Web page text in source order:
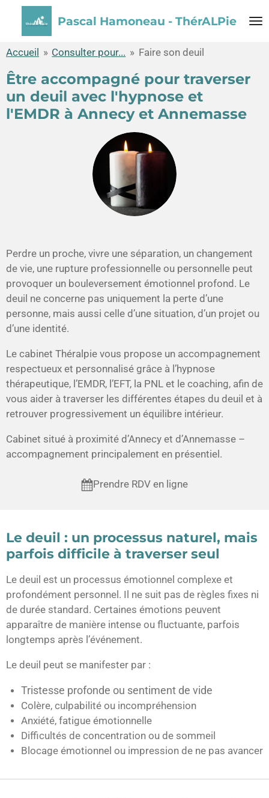
principal
Pascal Hamoneau - ThérALPie
Accueil » Consulter pour... » Faire son deuil
Être accompagné pour traverser
un deuil avec l'hypnose et
l'EMDR à Annecy et Annemasse
Perdre un proche, vivre une séparation, un changement
de vie, une rupture professionnelle ou personnelle peut
provoquer un bouleversement émotionnel profond. Le
deuil ne concerne pas uniquement la perte d’une
personne, mais aussi celle d’une situation, d’un projet ou
d’une identité.
Le cabinet Théralpie vous propose un accompagnement
respectueux et personnalisé grâce à l’hypnose
thérapeutique, l’EMDR, l’EFT, la PNL et le coaching, afin de
vous aider à traverser les différentes étapes du deuil et à
retrouver progressivement un équilibre intérieur.
Cabinet situé à proximité d’Annecy et d’Annemasse –
accompagnement principalement en présentiel.
Prendre RDV en ligne
Le deuil : un processus naturel, mais
parfois difficile à traverser seul
Le deuil est un processus émotionnel complexe et
profondément personnel. Il ne suit pas de règles fixes ni
de durée standard. Certaines émotions peuvent
apparaître de manière intense ou fluctuante, parfois
longtemps après l’événement.
Le deuil peut se manifester par :
Tristesse profonde ou sentiment de vide
Colère, culpabilité ou incompréhension
Anxiété, fatigue émotionnelle
Difficultés de concentration ou de sommeil
Blocage émotionnel ou impression de ne pas avancer